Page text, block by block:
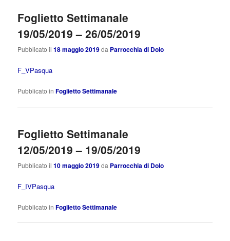
Foglietto Settimanale
19/05/2019 – 26/05/2019
Pubblicato il18 maggio 2019da Parrocchia di Dolo
F_VPasqua
Pubblicato in Foglietto Settimanale
Foglietto Settimanale
12/05/2019 – 19/05/2019
Pubblicato il10 maggio 2019da Parrocchia di Dolo
F_IVPasqua
Pubblicato in Foglietto Settimanale